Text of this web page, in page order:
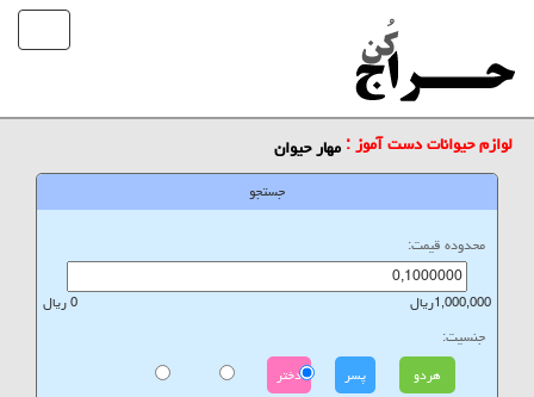
لوازم حیوانات دست آموز :مهار حیوان
جستجو
محدوده قیمت:
1,000,000ریال 0 ریال
جنسیت:
هردو پسر دختر